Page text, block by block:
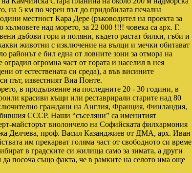
на 5 км по черен път до придобилата печална
местност Кара Дере (ръководител на проекта за
над морето, за 22 000 !!!! човека са арх. Г.
дъбови гори и поляни, където растат билки, гъби и
животни с изключение на вълци и мечки обитават
районът е бил една от ловните зони за отмора на
огромна част от гората и населил в нея
от естествената си среда), а във висините
път, известният Виа Понте.
в продължение на последните 20 - 30 години, в
красиви къщи или реставрирали старите над 80
граждани на Англия, Франция, Финландия,
СССР. Наши “съселяни” са именитият
майсторът виолончело на Софийската филхармония
Делчева, проф. Васил Казанджиев от ДМА, арх. Иван
им прекарват голяма част от свободното си време
в градските си жилища само за зимата, а други
посоча също факта, че в рамките на селото има още